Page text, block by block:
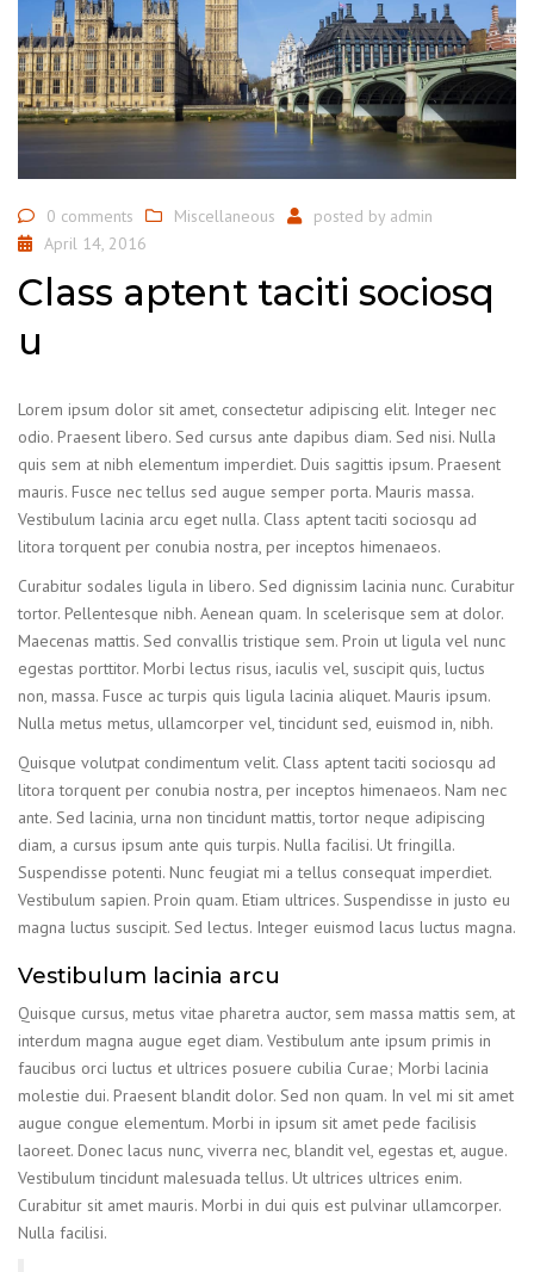
0 comments Miscellaneous posted by admin
April 14, 2016
Class aptent taciti sociosq
u
Lorem ipsum dolor sit amet, consectetur adipiscing elit. Integer nec
odio. Praesent libero. Sed cursus ante dapibus diam. Sed nisi. Nulla
quis sem at nibh elementum imperdiet. Duis sagittis ipsum. Praesent
mauris. Fusce nec tellus sed augue semper porta. Mauris massa.
Vestibulum lacinia arcu eget nulla. Class aptent taciti sociosqu ad
litora torquent per conubia nostra, per inceptos himenaeos.
Curabitur sodales ligula in libero. Sed dignissim lacinia nunc. Curabitur
tortor. Pellentesque nibh. Aenean quam. In scelerisque sem at dolor.
Maecenas mattis. Sed convallis tristique sem. Proin ut ligula vel nunc
egestas porttitor. Morbi lectus risus, iaculis vel, suscipit quis, luctus
non, massa. Fusce ac turpis quis ligula lacinia aliquet. Mauris ipsum.
Nulla metus metus, ullamcorper vel, tincidunt sed, euismod in, nibh.
Quisque volutpat condimentum velit. Class aptent taciti sociosqu ad
litora torquent per conubia nostra, per inceptos himenaeos. Nam nec
ante. Sed lacinia, urna non tincidunt mattis, tortor neque adipiscing
diam, a cursus ipsum ante quis turpis. Nulla facilisi. Ut fringilla.
Suspendisse potenti. Nunc feugiat mi a tellus consequat imperdiet.
Vestibulum sapien. Proin quam. Etiam ultrices. Suspendisse in justo eu
magna luctus suscipit. Sed lectus. Integer euismod lacus luctus magna.
Vestibulum lacinia arcu
Quisque cursus, metus vitae pharetra auctor, sem massa mattis sem, at
interdum magna augue eget diam. Vestibulum ante ipsum primis in
faucibus orci luctus et ultrices posuere cubilia Curae; Morbi lacinia
molestie dui. Praesent blandit dolor. Sed non quam. In vel mi sit amet
augue congue elementum. Morbi in ipsum sit amet pede facilisis
laoreet. Donec lacus nunc, viverra nec, blandit vel, egestas et, augue.
Vestibulum tincidunt malesuada tellus. Ut ultrices ultrices enim.
Curabitur sit amet mauris. Morbi in dui quis est pulvinar ullamcorper.
Nulla facilisi.